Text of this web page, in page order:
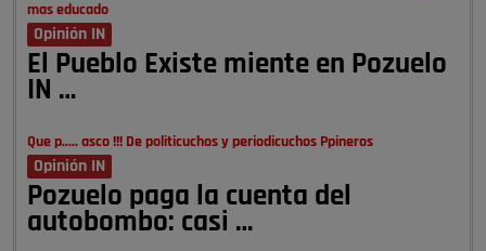
mas educado
Opinión IN
El Pueblo Existe miente en Pozuelo
IN …
Que p..... asco !!! De politicuchos y periodicuchos Ppineros
Opinión IN
Pozuelo paga la cuenta del
autobombo: casi …